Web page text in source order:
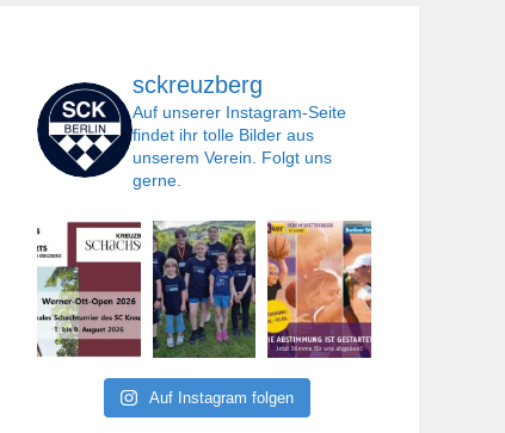
sckreuzberg
Auf unserer Instagram-Seite
findet ihr tolle Bilder aus
unserem Verein. Folgt uns
gerne.
Auf Instagram folgen